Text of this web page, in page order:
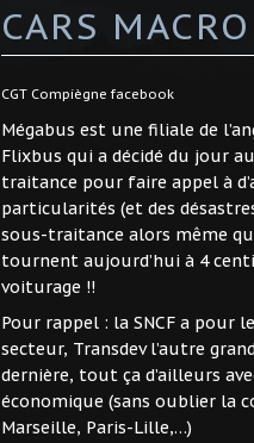
CARS
CGT Compiègne facebook
Mégabus est une filiale de
Flixbus qui a décidé du jour
traitance pour faire appel à
particularités (et des
sous-traitance alors même
tournent aujourd’hui à 4
voiturage !!
Pour rappel : la SNCF a pour
secteur, Transdev l’autre
dernière, tout ça d’ailleurs
économique (sans oublier la
Marseille, Paris-Lille,…)